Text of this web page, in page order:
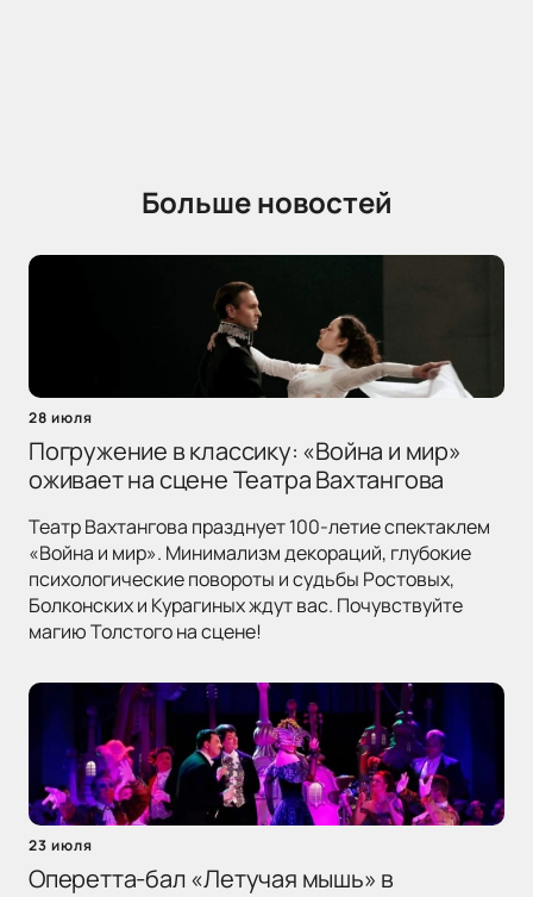
Больше новостей
28 июля
Погружение в классику: «Война и мир»
оживает на сцене Театра Вахтангова
Театр Вахтангова празднует 100-летие спектаклем
«Война и мир». Минимализм декораций, глубокие
психологические повороты и судьбы Ростовых,
Болконских и Курагиных ждут вас. Почувствуйте
магию Толстого на сцене!
23 июля
Оперетта-бал «Летучая мышь» в